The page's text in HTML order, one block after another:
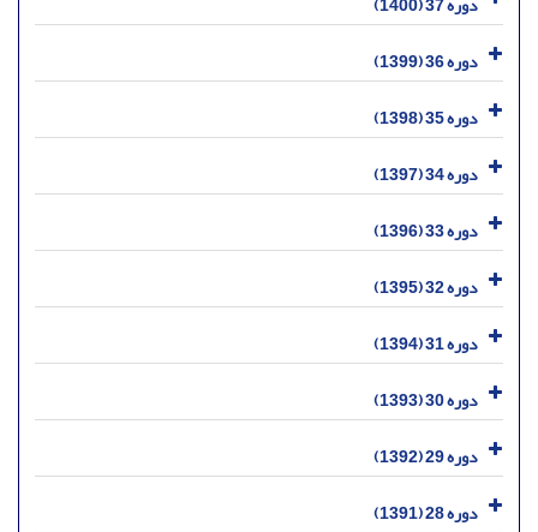
دوره 36 (1399)
دوره 35 (1398)
دوره 34 (1397)
دوره 33 (1396)
دوره 32 (1395)
دوره 31 (1394)
دوره 30 (1393)
دوره 29 (1392)
دوره 28 (1391)